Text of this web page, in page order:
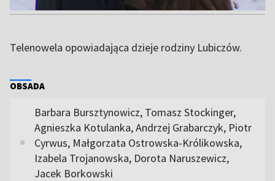
Telenowela opowiadająca dzieje rodziny Lubiczów.
OBSADA
Barbara Bursztynowicz, Tomasz Stockinger,
Agnieszka Kotulanka, Andrzej Grabarczyk, Piotr
Cyrwus, Małgorzata Ostrowska-Królikowska,
Izabela Trojanowska, Dorota Naruszewicz,
Jacek Borkowski